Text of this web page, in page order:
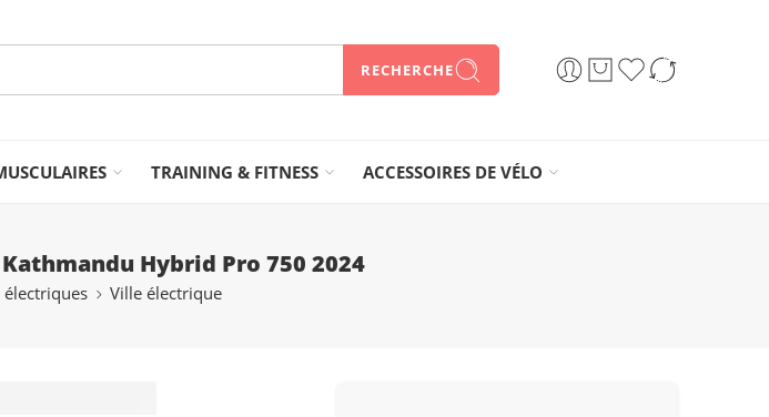
RECHERCHE
TRAINING & FITNESS ACCESSOIRES DE VÉLO
Hybrid Pro 750 2024
électriques Ville électrique